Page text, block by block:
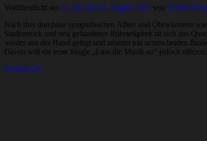
Veröffentlicht am 31. Juli 20125. August 2012 von Walter
Nach drei durchaus sympathischen Alben und Ohrwürmern
Stadionrock und neu gefundener Rührseligkeit tat sich das
wieder aus der Hand gelegt und arbeitet mit seinen beiden
Davon will die erste Single „Lass die Musik an“ jedoch
Weiterlesen